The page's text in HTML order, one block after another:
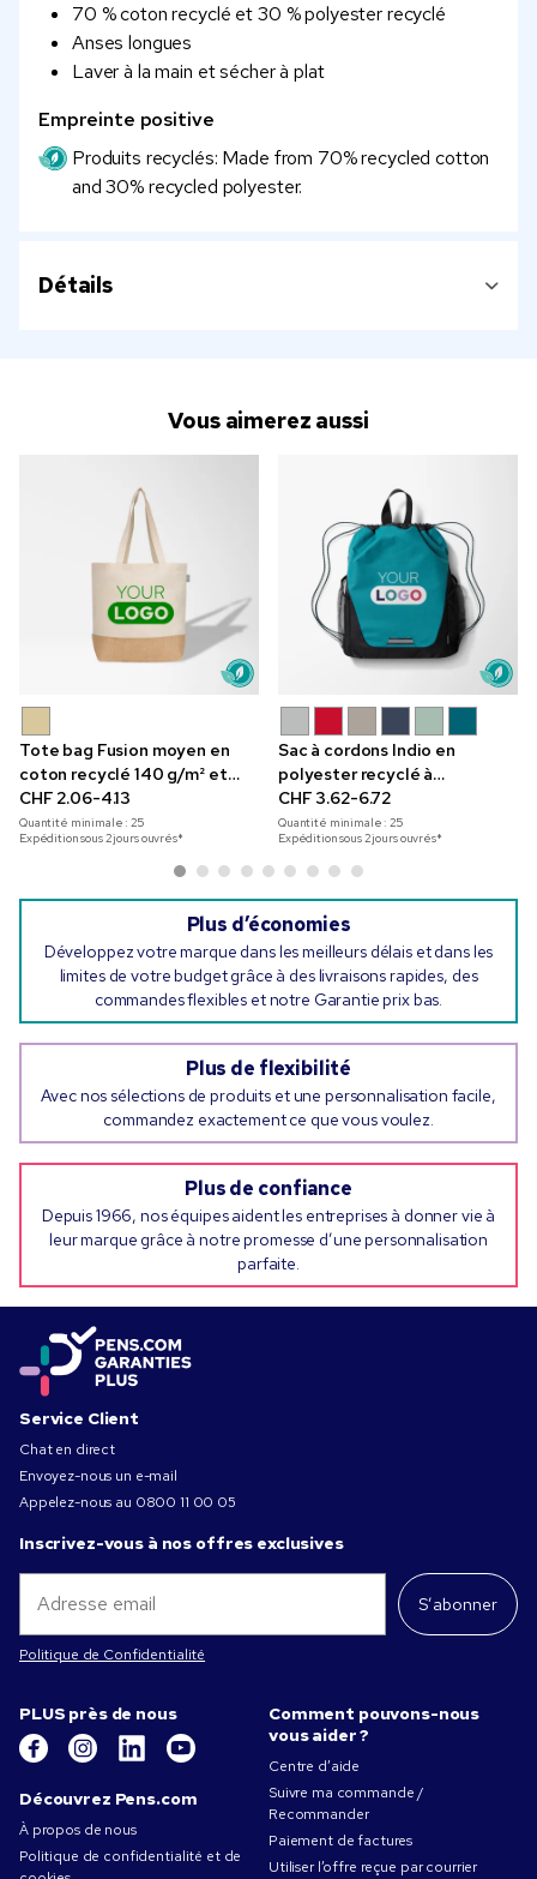
70 % coton recyclé et 30 % polyester recyclé
Anses longues
Laver à la main et sécher à plat
Empreinte positive
Produits recyclés: Made from 70% recycled cotton
and 30% recycled polyester.
Détails
Vous aimerez aussi
Tote bag Fusion moyen en
coton recyclé 140 g/m² et
jute
CHF 2.06-4.13
Quantité minimale :25
Expédition sous 2 jours ouvrés*
Sac à cordons Indio en
polyester recyclé à
impression en couleur
CHF 3.62-6.72
Quantité minimale :25
Expédition sous 2 jours ouvrés*
Plus d’économies
Développez votre marque dans les meilleurs délais et dans les
limites de votre budget grâce à des livraisons rapides, des
commandes flexibles et notre Garantie prix bas.
Plus de flexibilité
Avec nos sélections de produits et une personnalisation facile,
commandez exactement ce que vous voulez.
Plus de confiance
Depuis 1966, nos équipes aident les entreprises à donner vie à
leur marque grâce à notre promesse d’une personnalisation
parfaite.
Service Client
Chat en direct
Envoyez-nous un e-mail
Appelez-nous au 0800 11 00 05
Inscrivez-vous à nos offres exclusives
S’abonner
Politique de Confidentialité
PLUS près de nous
Découvrez Pens.com
À propos de nous
Politique de confidentialité et de
Comment pouvons-nous
vous aider ?
Centre d’aide
Suivre ma commande /
Recommander
Paiement de factures
Utiliser l’offre reçue par courrier